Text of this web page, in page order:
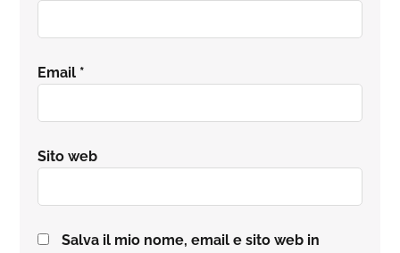
Email *
Sito web
Salva il mio nome, email e sito web in